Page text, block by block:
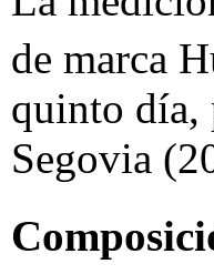
de marca
quinto día,
Segovia